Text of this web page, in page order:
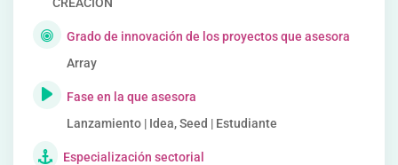
Grado de innovación de los proyectos que asesora
Array
Fase en la que asesora
Lanzamiento | Idea, Seed | Estudiante
Especialización sectorial